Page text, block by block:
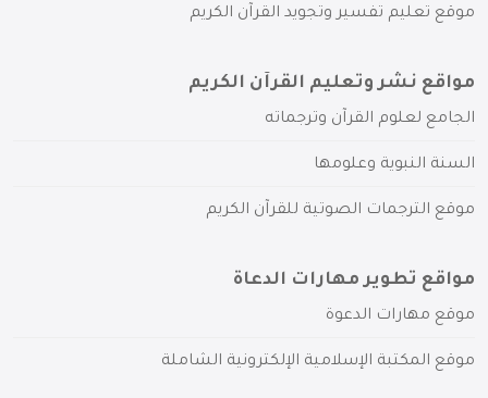
موقع تعليم تفسير وتجويد القرآن الكريم
مواقع نشر وتعليم القرآن الكريم
الجامع لعلوم القرآن وترجماته
السنة النبوية وعلومها
موقع الترجمات الصوتية للقرآن الكريم
مواقع تطوير مهارات الدعاة
موقع مهارات الدعوة
موقع المكتبة الإسلامية الإلكترونية الشاملة